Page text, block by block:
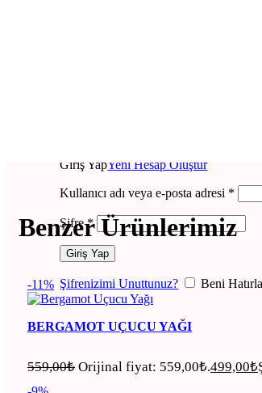
Giriş YapYeni Hesap Oluştur
Kullanıcı adı veya e-posta adresi *
Şifre*
Giriş Yap
Şifrenizimi Unuttunuz? Beni Hatırla
Benzer Ürünlerimiz
-11%
BERGAMOT UÇUCU YAĞI
559,00₺ Orijinal fiyat: 559,00₺.499,00₺